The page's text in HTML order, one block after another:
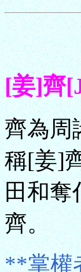
[姜]齊
齊為周
稱[姜]
田和奪
齊。
**掌權